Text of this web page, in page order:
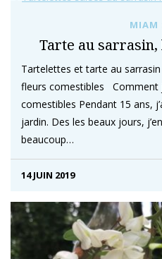
MIAM
Tarte au
Tartelettes et tarte au
fleurs comestibles Comment
comestibles Pendant 15 ans,
jardin. Des les beaux jours,
beaucoup…
14 JUIN 2019